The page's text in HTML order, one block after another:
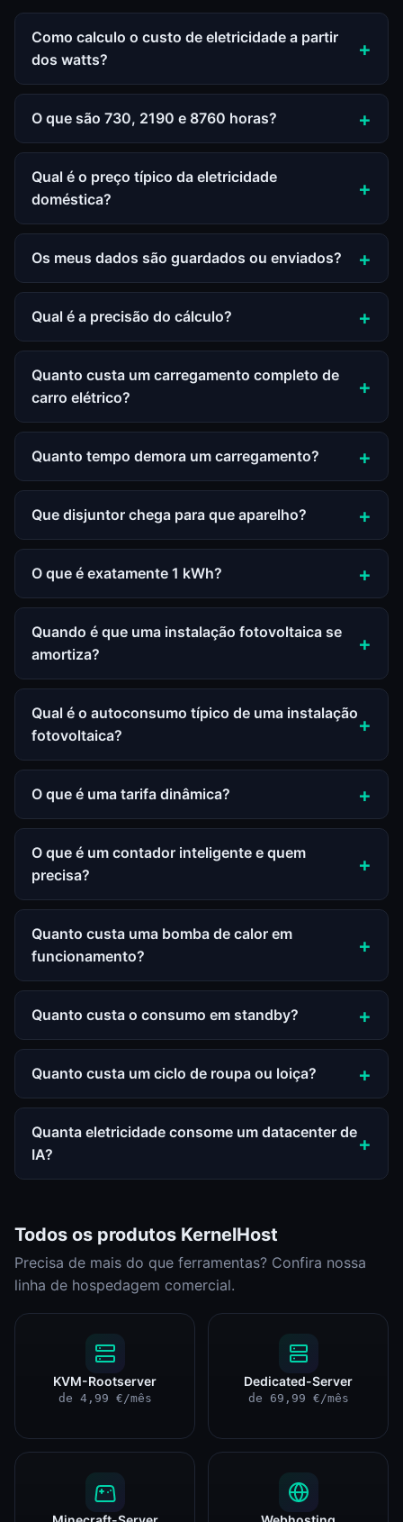
Como calculo o custo de eletricidade a partir
dos watts?
O que são 730, 2190 e 8760 horas?
Qual é o preço típico da eletricidade
doméstica?
Os meus dados são guardados ou enviados?
Qual é a precisão do cálculo?
Quanto custa um carregamento completo de
carro elétrico?
Quanto tempo demora um carregamento?
Que disjuntor chega para que aparelho?
O que é exatamente 1 kWh?
Quando é que uma instalação fotovoltaica se
amortiza?
Qual é o autoconsumo típico de uma instalação
fotovoltaica?
O que é uma tarifa dinâmica?
O que é um contador inteligente e quem
precisa?
Quanto custa uma bomba de calor em
funcionamento?
Quanto custa o consumo em standby?
Quanto custa um ciclo de roupa ou loiça?
Quanta eletricidade consome um datacenter de
IA?
Todos os produtos KernelHost
Precisa de mais do que ferramentas? Confira nossa
linha de hospedagem comercial.
KVM-Rootserver
de 4,99 €/mês
Dedicated-Server
de 69,99 €/mês